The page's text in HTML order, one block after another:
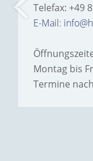
Telefax: +49
E-Mail:
Montag bis
Termine